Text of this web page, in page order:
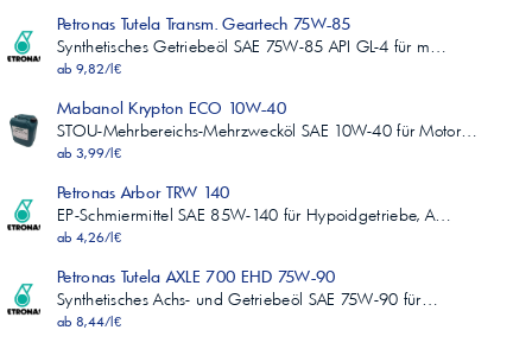
Petronas Tutela Transm. Geartech 75W-85
Synthetisches Getriebeöl SAE 75W-85 API GL-4 für m…
ab 9,82/l€
Mabanol Krypton ECO 10W-40
STOU-Mehrbereichs-Mehrzwecköl SAE 10W-40 für Motor…
ab 3,99/l€
Petronas Arbor TRW 140
EP-Schmiermittel SAE 85W-140 für Hypoidgetriebe, A…
ab 4,26/l€
Petronas Tutela AXLE 700 EHD 75W-90
Synthetisches Achs- und Getriebeöl SAE 75W-90 für…
ab 8,44/l€